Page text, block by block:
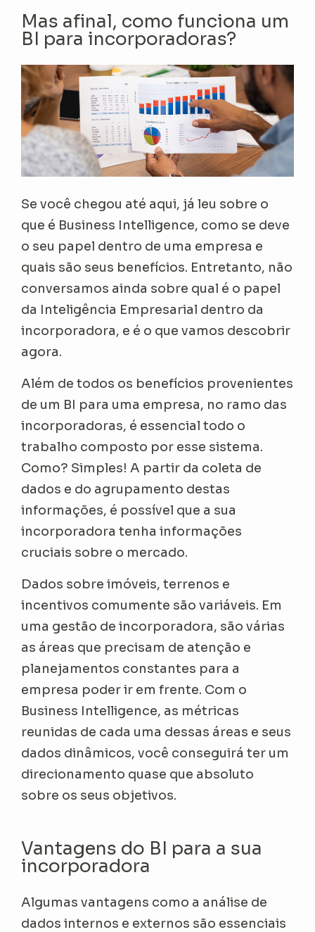
Mas afinal, como funciona um
BI para incorporadoras?
Se você chegou até aqui, já leu sobre o
que é Business Intelligence, como se deve
o seu papel dentro de uma empresa e
quais são seus benefícios. Entretanto, não
conversamos ainda sobre qual é o papel
da Inteligência Empresarial dentro da
incorporadora, e é o que vamos descobrir
agora.
Além de todos os benefícios provenientes
de um BI para uma empresa, no ramo das
incorporadoras, é essencial todo o
trabalho composto por esse sistema.
Como? Simples! A partir da coleta de
dados e do agrupamento destas
informações, é possível que a sua
incorporadora tenha informações
cruciais sobre o mercado.
Dados sobre imóveis, terrenos e
incentivos comumente são variáveis. Em
uma gestão de incorporadora, são várias
as áreas que precisam de atenção e
planejamentos constantes para a
empresa poder ir em frente. Com o
Business Intelligence, as métricas
reunidas de cada uma dessas áreas e seus
dados dinâmicos, você conseguirá ter um
direcionamento quase que absoluto
sobre os seus objetivos.
Vantagens do BI para a sua
incorporadora
Algumas vantagens como a análise de
dados internos e externos são essenciais